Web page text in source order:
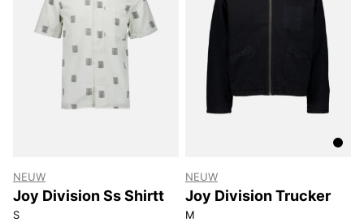
NEUW
Joy Division Ss Shirtt
S
NEUW
Joy Division Trucker
M